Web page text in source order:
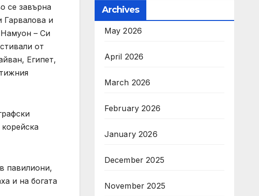
се завърна
Гарвалова и
– Си
от
Египет,
павилиони,
и на богата
Archives
May 2026
April 2026
March 2026
February 2026
January 2026
December 2025
November 2025